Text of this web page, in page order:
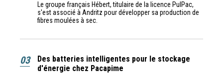
Le groupe français Hébert, titulaire de la licence PulPac,
s'est associé à Andritz pour développer sa production de
fibres moulées à sec.
03
Des batteries intelligentes pour le stockage
d'énergie chez Pacapime